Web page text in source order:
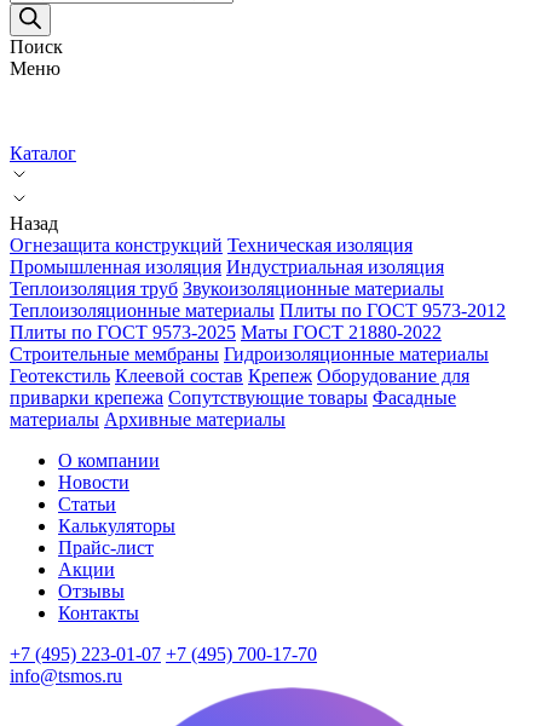
товаров
Поиск
Меню
Каталог
Назад
Огнезащита конструкций Техническая изоляция
Промышленная изоляция Индустриальная изоляция
Теплоизоляция труб Звукоизоляционные материалы
Теплоизоляционные материалы Плиты по ГОСТ 9573-2012
Плиты по ГОСТ 9573-2025 Маты ГОСТ 21880-2022
Строительные мембраны Гидроизоляционные материалы
Геотекстиль Клеевой состав Крепеж Оборудование для
приварки крепежа Сопутствующие товары Фасадные
материалы Архивные материалы
О компании
Новости
Статьи
Калькуляторы
Прайс-лист
Акции
Отзывы
Контакты
+7 (495) 223-01-07 +7 (495) 700-17-70
info@tsmos.ru